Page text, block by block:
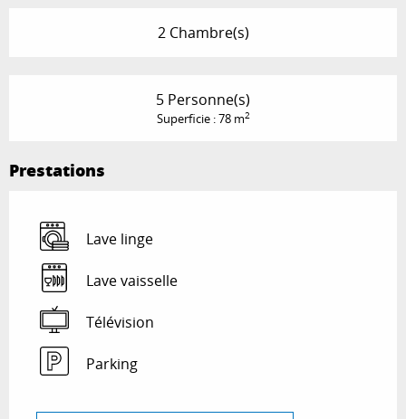
2 Chambre(s)
5 Personne(s)
Superficie : 78 m2
Prestations
Lave linge
Lave vaisselle
Télévision
Parking